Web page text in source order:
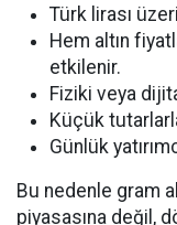
Türk lirası
Hem altın
etkilenir.
Fiziki veya
Küçük
Günlük
Bu nedenle gram
piyasasına değil,